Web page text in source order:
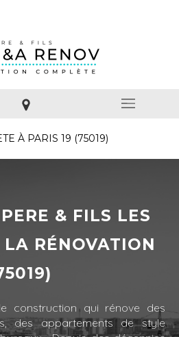
À PARIS 19 (75019)
& FILS LES
LA RÉNOVATION
construction qui rénove des
des appartements de style